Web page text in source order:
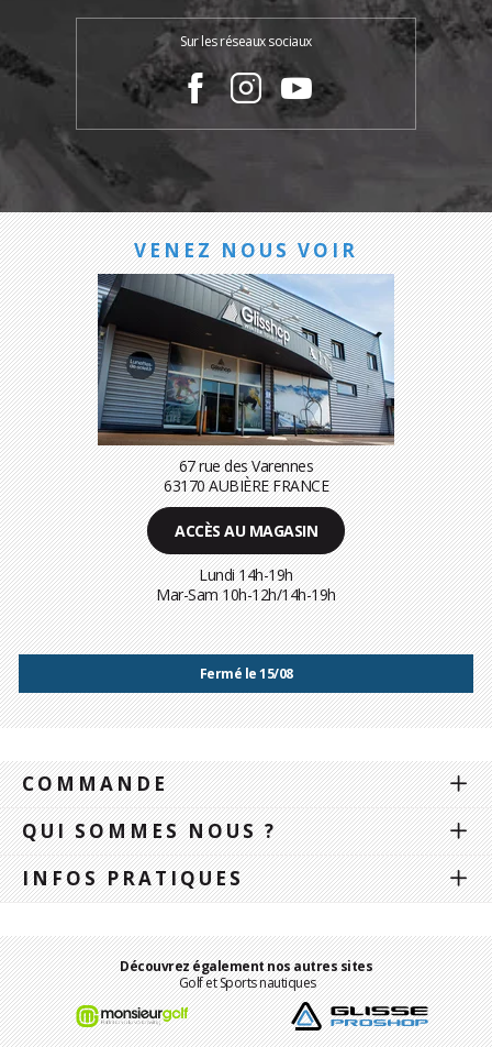
Sur les réseaux sociaux
VENEZ NOUS VOIR
67 rue des Varennes
63170 AUBIÈRE FRANCE
ACCÈS AU MAGASIN
Lundi 14h-19h
Mar-Sam 10h-12h/14h-19h
Fermé le 15/08
COMMANDE
QUI SOMMES NOUS ?
INFOS PRATIQUES
Découvrez également nos autres sites
Golf et Sports nautiques